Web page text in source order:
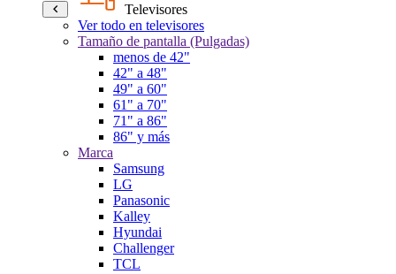
Televisores
Ver todo en televisores
Tamaño de pantalla (Pulgadas)
menos de 42"
42" a 48"
49" a 60"
61" a 70"
71" a 86"
86" y más
Marca
Samsung
LG
Panasonic
Kalley
Hyundai
Challenger
TCL